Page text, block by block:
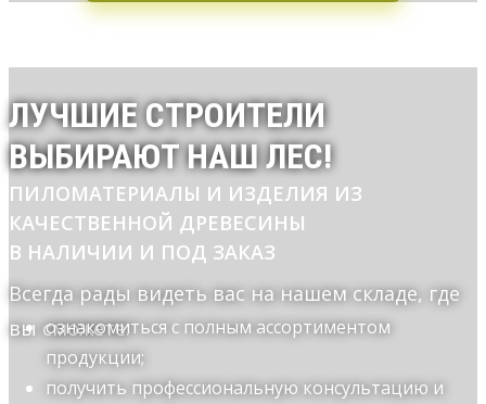
ЛУЧШИЕ СТРОИТЕЛИ
ВЫБИРАЮТ НАШ ЛЕС!
ПИЛОМАТЕРИАЛЫ И ИЗДЕЛИЯ ИЗ
КАЧЕСТВЕННОЙ ДРЕВЕСИНЫ
В НАЛИЧИИ И ПОД ЗАКАЗ
Всегда рады видеть вас на нашем складе, где
вы сможете:
ознакомиться с полным ассортиментом
продукции;
получить профессиональную консультацию и